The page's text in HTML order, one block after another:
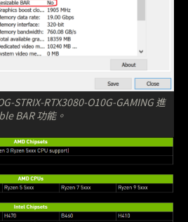
STRIX-RTX3080-O10G-GAMING 進
BAR 功能。